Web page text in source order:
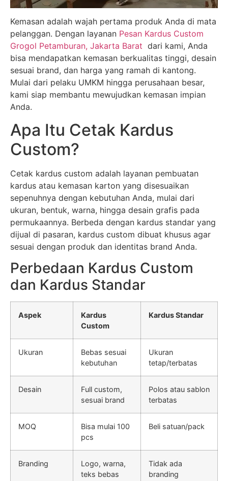
Kemasan adalah wajah pertama produk Anda di mata
pelanggan. Dengan layanan Pesan Kardus Custom
Grogol Petamburan, Jakarta Barat dari kami, Anda
bisa mendapatkan kemasan berkualitas tinggi, desain
sesuai brand, dan harga yang ramah di kantong.
Mulai dari pelaku UMKM hingga perusahaan besar,
kami siap membantu mewujudkan kemasan impian
Anda.
Apa Itu Cetak Kardus
Custom?
Cetak kardus custom adalah layanan pembuatan
kardus atau kemasan karton yang disesuaikan
sepenuhnya dengan kebutuhan Anda, mulai dari
ukuran, bentuk, warna, hingga desain grafis pada
permukaannya. Berbeda dengan kardus standar yang
dijual di pasaran, kardus custom dibuat khusus agar
sesuai dengan produk dan identitas brand Anda.
Perbedaan Kardus Custom
dan Kardus Standar
Aspek
Kardus
Custom
Kardus Standar
Ukuran
Bebas sesuai
kebutuhan
Ukuran
tetap/terbatas
Desain
Full custom,
sesuai brand
Polos atau sablon
terbatas
MOQ
Bisa mulai 100
pcs
Beli satuan/pack
Branding
Logo, warna,
teks bebas
Tidak ada
branding